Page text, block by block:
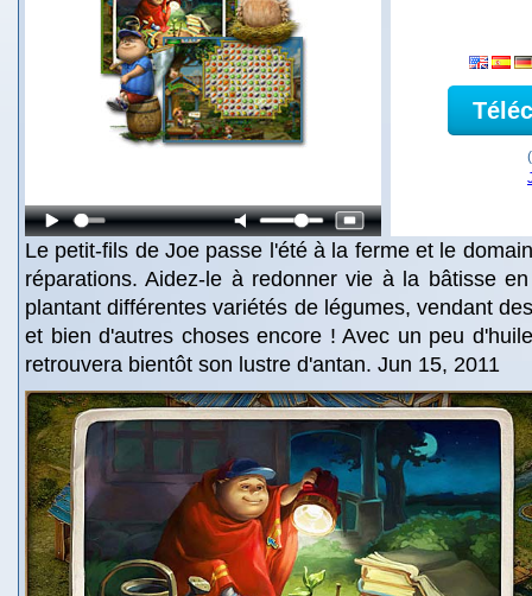
Le petit-fils de Joe passe l'été à la ferme et le
réparations. Aidez-le à redonner vie à la bâtisse
plantant différentes variétés de légumes, vendant
et bien d'autres choses encore ! Avec un peu
retrouvera bientôt son lustre d'antan. Jun 15, 2011